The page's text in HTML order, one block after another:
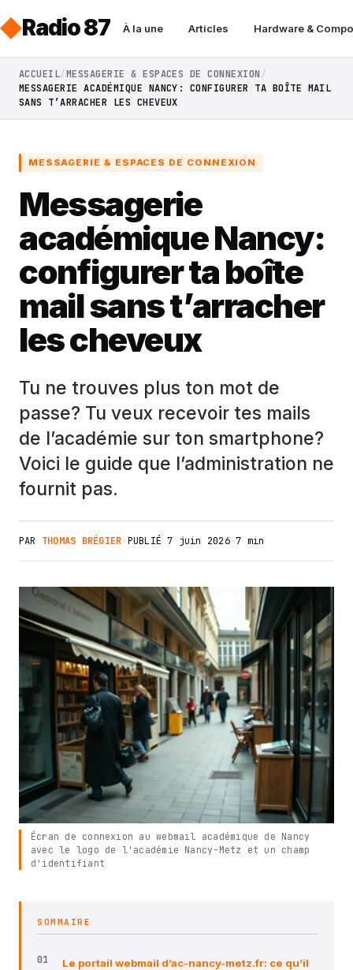
Radio 87 À la une Articles Hardware &
ACCUEIL MESSAGERIE & ESPACES DE CONNEXION
MESSAGERIE ACADÉMIQUE NANCY: CONFIGURER TA BOÎTE MAIL
SANS T’ARRACHER LES CHEVEUX
MESSAGERIE & ESPACES DE CONNEXION
Messagerie
académique Nancy:
configurer ta boîte
mail sans t’arracher
les cheveux
Tu ne trouves plus ton mot de
passe? Tu veux recevoir tes mails
de l’académie sur ton smartphone?
Voici le guide que l’administration ne
fournit pas.
PAR THOMAS BRÉGIER·PUBLIÉ7 juin 2026·7 min
Écran de connexion au webmail académique de Nancy
avec le logo de l'académie Nancy-Metz et un champ
d'identifiant
SOMMAIRE
Le portail webmail d’ac-nancy-metz.fr: ce qu’il